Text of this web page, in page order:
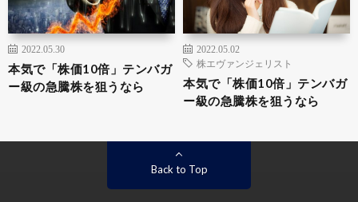
2022.05.30
本気で「株価10倍」テンバガ
ー級の急騰株を狙うなら
2022.05.02
株エヴァンジェリスト
本気で「株価10倍」テンバガ
ー級の急騰株を狙うなら
Back to Top